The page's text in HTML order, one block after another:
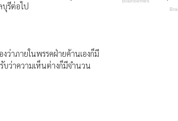
รีต่อไป
าภายในพรรคฝ่ายค้านเองก็มี
ว่าความเห็นต่างก็มีจำนวน